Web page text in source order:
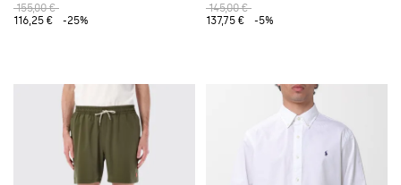
155,00 €
116,25 €
-25%
145,00 €
137,75 €
-5%